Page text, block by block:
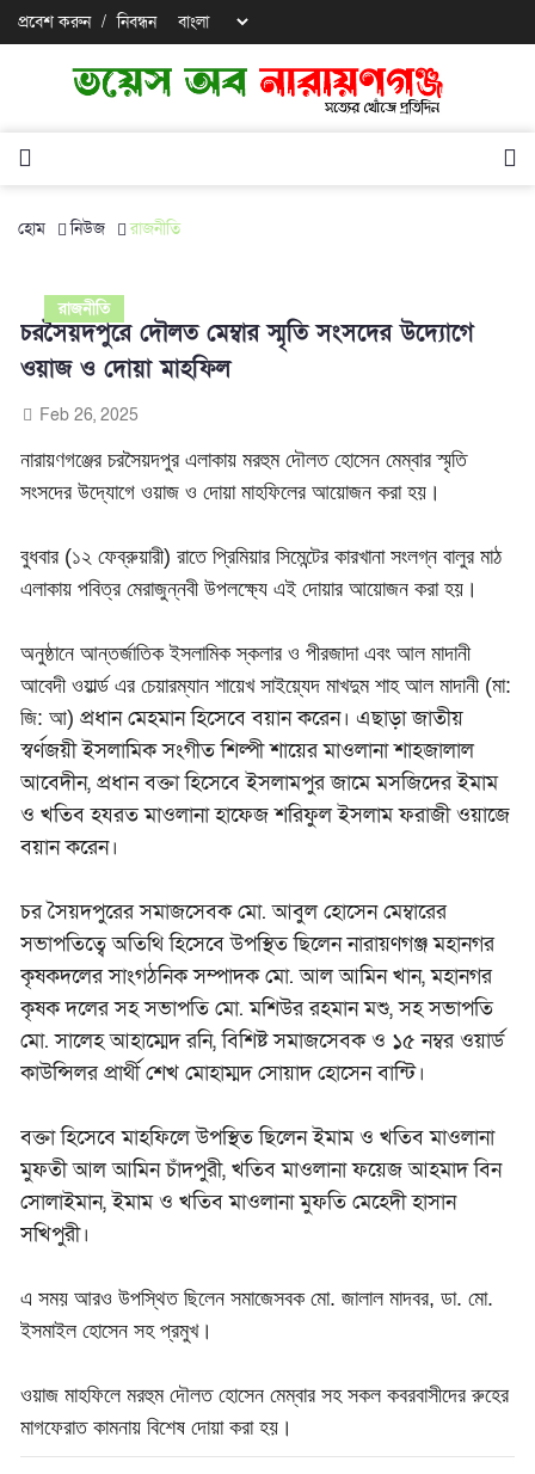
প্রবেশ করুন / নিবন্ধন
হোম নিউজ রাজনীতি
রাজনীতি
চরসৈয়দপুরে দৌলত মেম্বার স্মৃতি সংসদের উদ্যোগে
ওয়াজ ও দোয়া মাহফিল
Feb 26, 2025
নারায়ণগঞ্জের চরসৈয়দপুর এলাকায় মরহুম দৌলত হোসেন মেম্বার স্মৃতি
সংসদের উদ্যোগে ওয়াজ ও দোয়া মাহফিলের আয়োজন করা হয়।
বুধবার (১২ ফেব্রুয়ারী) রাতে প্রিমিয়ার সিমেন্টের কারখানা সংলগ্ন বালুর মাঠ
এলাকায় পবিত্র মেরাজুন্নবী উপলক্ষ্যে এই দোয়ার আয়োজন করা হয়।
অনুষ্ঠানে আন্তর্জাতিক ইসলামিক স্কলার ও পীরজাদা এবং আল মাদানী
আবেদী ওয়ার্ল্ড এর চেয়ারম্যান শায়েখ সাইয়্যেদ মাখদুম শাহ আল মাদানী (মা:
জি: আ) প্রধান মেহমান হিসেবেবয়ান করেন। এছাড়া জাতীয়
স্বর্ণজয়ী ইসলামিক সংগীত শিল্পী শায়ের মাওলানা শাহজালাল
আবেদীন, প্রধান বক্তা হিসেবে ইসলামপুর জামে মসজিদের ইমাম
ও খতিব হযরত মাওলানা হাফেজ শরিফুল ইসলাম ফরাজী ওয়াজে
বয়ান করেন।
চর সৈয়দপুরেরসমাজসেবক মো. আবুল হোসেন মেম্বারের
সভাপতিত্বে অতিথি হিসেবে উপস্থিত ছিলেন নারায়ণগঞ্জ মহানগর
কৃষকদলের সাংগঠনিক সম্পাদক মো. আল আমিন খান, মহানগর
কৃষক দলের সহ সভাপতি মো. মশিউর রহমান মশু, সহ সভাপতি
মো. সালেহ আহাম্মেদ রনি, বিশিষ্ট সমাজসেবক ও ১৫ নম্বর ওয়ার্ড
কাউন্সিলর প্রার্থী শেখ মোহাম্মদ সোয়াদ হোসেন বান্টি।
বক্তা হিসেবে মাহফিলে উপস্থিত ছিলেনইমাম ও খতিব মাওলানা
মুফতী আল আমিন চাঁদপুরী, খতিব মাওলানা ফয়েজ আহমাদ বিন
সোলাইমান, ইমাম ও খতিব মাওলানা মুফতি মেহেদী হাসান
সখিপুরী।
এ সময় আরও উপস্থিত ছিলেন সমাজেসবক মো. জালাল মাদবর, ডা. মো.
ইসমাইল হোসেন সহ প্রমুখ।
ওয়াজ মাহফিলে মরহুম দৌলত হোসেন মেম্বার সহ সকল কবরবাসীদের রুহের
মাগফেরাত কামনায় বিশেষ দোয়া করা হয়।